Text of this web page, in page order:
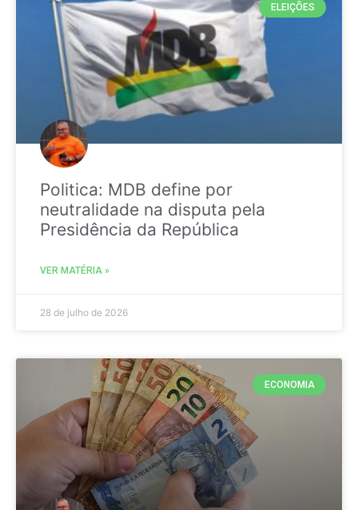
ELEIÇÕES
Politica: MDB define por
neutralidade na disputa pela
Presidência da República
VER MATÉRIA »
28 de julho de 2026
ECONOMIA